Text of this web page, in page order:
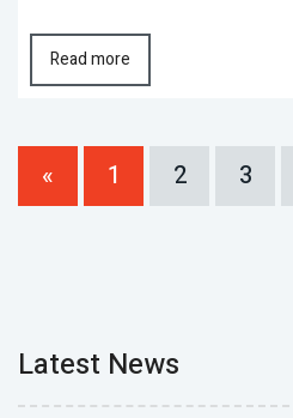
Read more
« 1 2 3
Latest News